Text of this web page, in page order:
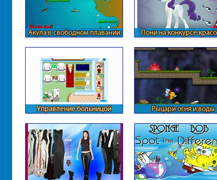
Акула в свободном плавании Пони на конкурсе
Управление больницой Рыцари огня и воды